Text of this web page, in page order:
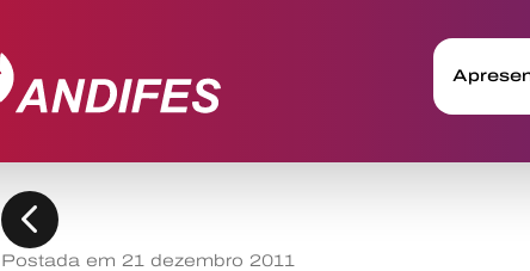
chevron_left
Postada em 21 dezembro 2011